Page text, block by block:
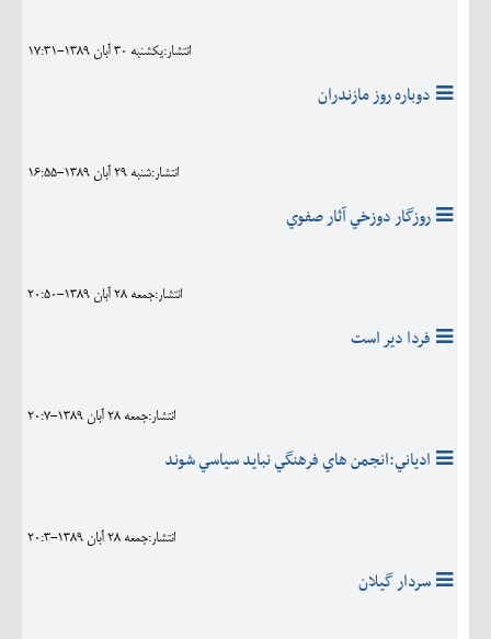
انتشار:يکشنبه 30 آبان 1389-17:31
دوباره روز مازندران
انتشار:شنبه 29 آبان 1389-16:55
روزگار دوزخي آثار صفوي
انتشار:جمعه 28 آبان 1389-20:50
فردا دير است
انتشار:جمعه 28 آبان 1389-20:7
ادياني:انجمن هاي فرهنگي نبايد سياسي شوند
انتشار:جمعه 28 آبان 1389-20:3
سردار گيلان